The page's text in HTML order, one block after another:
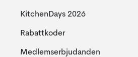
KitchenDays 2026
Rabattkoder
Medlemserbjudanden